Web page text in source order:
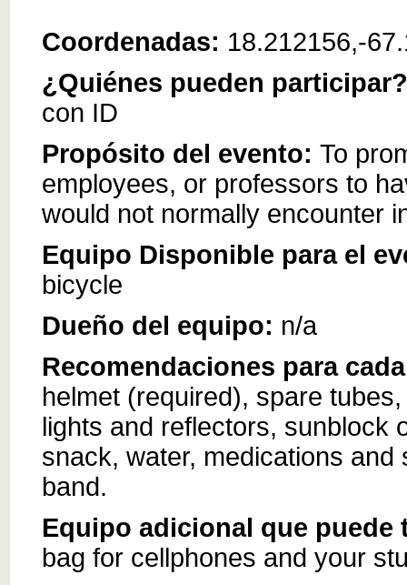
Coordenadas: 18.212156,-
¿Quiénes pueden
con ID
Propósito del evento:To
employees, or professors to
would not normally encounter
Equipo Disponible para el
bicycle
Dueño del equipo: n/a
Recomendaciones para
helmet (required), spare
lights and reflectors, sunblock
snack, water, medications
band.
Equipo adicional que puede
bag for cellphones and your